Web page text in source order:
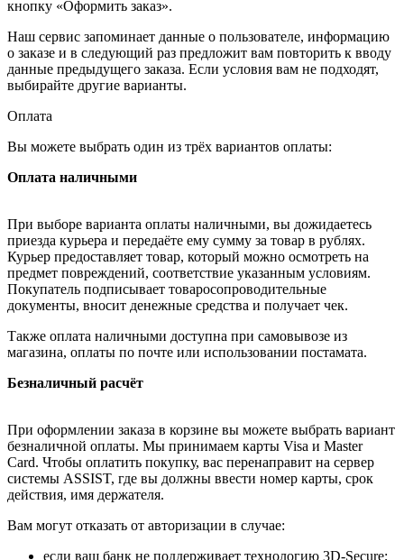
кнопку «Оформить заказ».
Наш сервис запоминает данные о пользователе, информацию
о заказе и в следующий раз предложит вам повторить к вводу
данные предыдущего заказа. Если условия вам не подходят,
выбирайте другие варианты.
Оплата
Вы можете выбрать один из трёх вариантов оплаты:
Оплата наличными
При выборе варианта оплаты наличными, вы дожидаетесь
приезда курьера и передаёте ему сумму за товар в рублях.
Курьер предоставляет товар, который можно осмотреть на
предмет повреждений, соответствие указанным условиям.
Покупатель подписывает товаросопроводительные
документы, вносит денежные средства и получает чек.
Также оплата наличными доступна при самовывозе из
магазина, оплаты по почте или использовании постамата.
Безналичный расчёт
При оформлении заказа в корзине вы можете выбрать вариант
безналичной оплаты. Мы принимаем карты Visa и Master
Card. Чтобы оплатить покупку, вас перенаправит на сервер
системы ASSIST, где вы должны ввести номер карты, срок
действия, имя держателя.
Вам могут отказать от авторизации в случае:
если ваш банк не поддерживает технологию 3D-Secure;